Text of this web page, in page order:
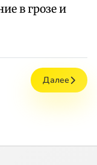
в грозе и
Далее